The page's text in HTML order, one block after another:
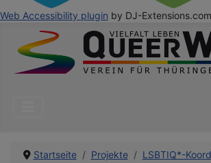
Web Accessibility plugin by DJ-Extensions.com
Startseite Projekte LSBTIQ*-